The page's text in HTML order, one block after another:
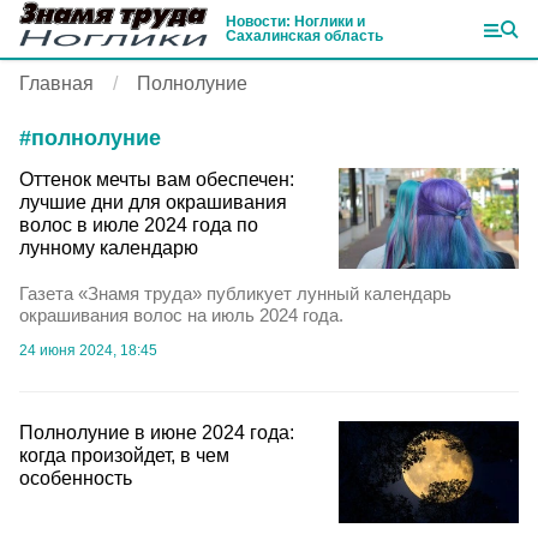
Новости: Ноглики и
Сахалинская область
Главная Полнолуние
#полнолуние
Оттенок мечты вам обеспечен:
лучшие дни для окрашивания
волос в июле 2024 года по
лунному календарю
Газета «Знамя труда» публикует лунный календарь
окрашивания волос на июль 2024 года.
24 июня 2024, 18:45
Полнолуние в июне 2024 года:
когда произойдет, в чем
особенность